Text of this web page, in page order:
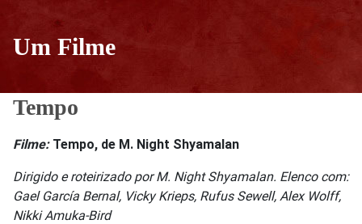
Um Filme
Tempo
Filme: Tempo, de M. Night Shyamalan
Dirigido e roteirizado por M. Night Shyamalan. Elenco com:
Gael García Bernal, Vicky Krieps, Rufus Sewell, Alex Wolff,
Nikki Amuka-Bird